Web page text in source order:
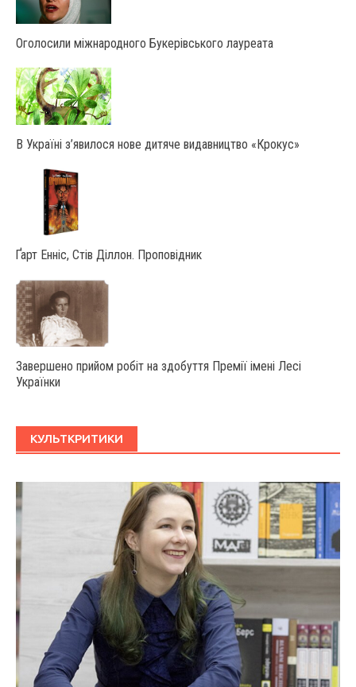
Оголосили міжнародного Букерівського лауреата
В Україні з’явилося нове дитяче видавництво «Крокус»
Ґарт Енніс, Стів Діллон. Проповідник
Завершено прийом робіт на здобуття Премії імені Лесі
Українки
КУЛЬТКРИТИКИ